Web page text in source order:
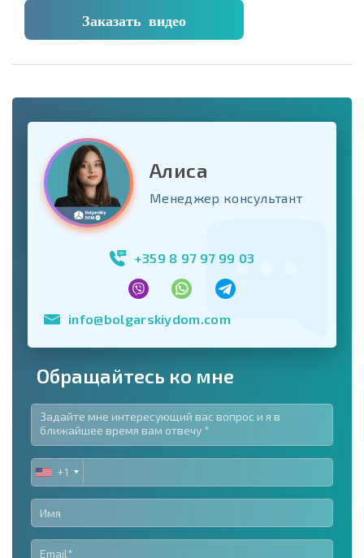
Заказать видео
Алиса
Менеджер консультант
+359 8 97 97 99 03
info@bolgarskiydom.com
Обращайтесь ко мне
UNITED
STATES
+1
+1